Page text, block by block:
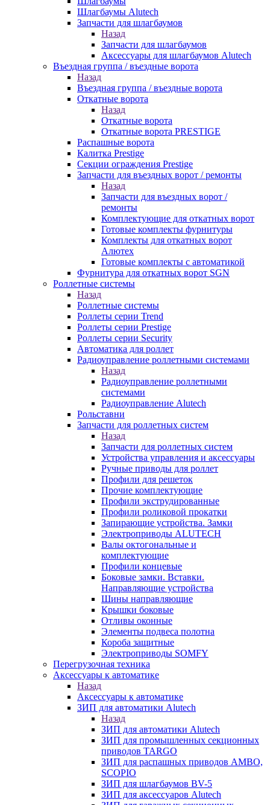
Шлагбаумы Alutech
Запчасти для шлагбаумов
Назад
Запчасти для шлагбаумов
Аксессуары для шлагбаумов Alutech
Въездная группа / въездные ворота
Назад
Въездная группа / въездные ворота
Откатные ворота
Назад
Откатные ворота
Откатные ворота PRESTIGE
Распашные ворота
Калитка Prestige
Секции ограждения Prestige
Запчасти для въездных ворот / ремонты
Назад
Запчасти для въездных ворот /
ремонты
Комплектующие для откатных ворот
Готовые комплекты фурнитуры
Комплекты для откатных ворот
Алютех
Готовые комплекты с автоматикой
Фурнитура для откатных ворот SGN
Роллетные системы
Назад
Роллетные системы
Роллеты серии Trend
Роллеты серии Prestige
Роллеты серии Security
Автоматика для роллет
Радиоуправление роллетными системами
Назад
Радиоуправление роллетными
системами
Радиоуправление Alutech
Рольставни
Запчасти для роллетных систем
Назад
Запчасти для роллетных систем
Устройства управления и аксессуары
Ручные приводы для роллет
Профили для решеток
Прочие комплектующие
Профили экструдированные
Профили роликовой прокатки
Запирающие устройства. Замки
Электроприводы ALUTECH
Валы октогональные и
комплектующие
Профили концевые
Боковые замки. Вставки.
Направляющие устройства
Шины направляющие
Крышки боковые
Отливы оконные
Элементы подвеса полотна
Короба защитные
Электроприводы SOMFY
Перегрузочная техника
Аксессуары к автоматике
Назад
Аксессуары к автоматике
ЗИП для автоматики Alutech
Назад
ЗИП для автоматики Alutech
ЗИП для промышленных секционных
приводов TARGO
ЗИП для распашных приводов AMBO,
SCOPIO
ЗИП для шлагбаумов BV-5
ЗИП для аксессуаров Alutech